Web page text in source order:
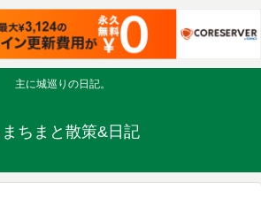
主に城巡りの日記。
ちまと散策&日記